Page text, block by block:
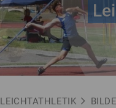
LEICHTATHLETIK